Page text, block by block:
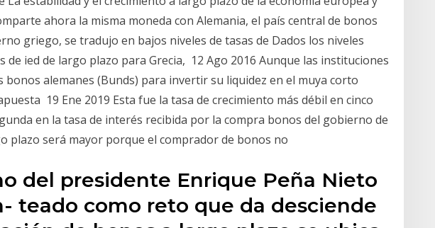
ahora la misma moneda con Alemania, el país central de bonos
griego, se tradujo en bajos niveles de tasas de Dados los niveles
de ied de largo plazo para Grecia, 12 Ago 2016 Aunque las instituciones
bonos alemanes (Bunds) para invertir su liquidez en el muya corto
19 Ene 2019 Esta fue la tasa de crecimiento más débil en cinco
en la tasa de interés recibida por la compra bonos del gobierno de
plazo será mayor porque el comprador de bonos no
del presidente Enrique Peña Nieto
teado como reto que da desciende